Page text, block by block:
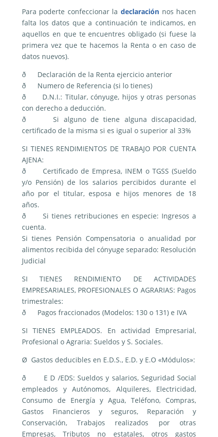
Para poderte confeccionar la declaración nos hacen
falta los datos que a continuación te indicamos, en
aquellos en que te encuentres obligado (si fuese la
primera vez que te hacemos la Renta o en caso de
datos nuevos).
ð Declaración de la Renta ejercicio anterior
ð Numero de Referencia (si lo tienes)
ð D.N.I.: Titular, cónyuge, hijos y otras personas
con derecho a deducción.
ð Si alguno de tiene alguna discapacidad,
certificado de la misma si es igual o superior al 33%
SI TIENES RENDIMIENTOS DE TRABAJO POR CUENTA
AJENA:
ð Certificado de Empresa, INEM o TGSS (Sueldo
y/o Pensión) de los salarios percibidos durante el
año por el titular, esposa e hijos menores de 18
años.
ð Si tienes retribuciones en especie: Ingresos a
cuenta.
Si tienes Pensión Compensatoria o anualidad por
alimentos recibida del cónyuge separado: Resolución
Judicial
SI TIENES RENDIMIENTO DE ACTIVIDADES
EMPRESARIALES, PROFE­SIONALES O AGRARIAS: Pagos
trimestrales:
ð Pagos fraccionados (Modelos: 130 o 131) e IVA
SI TIENES EMPLEADOS. En actividad Empresarial,
Profe­sional o Agraria: Sueldos y S. Sociales.
Ø Gastos deducibles en E.D.S., E.D. y E.O «Módulos»:
ð E D /EDS: Sueldos y salarios, Seguridad Social
empleados y Autónomos, Alquile­res, Electrici­dad,
Consumo de Energía y Agua, Teléfono, Compras,
Gastos Financieros y seguros, Reparación y
Conservación, Trabajos realizados por otras
Empresas, Tributos no estatales, otros gastos